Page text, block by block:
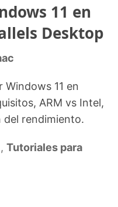
11 en
Desktop
Windows 11 en
ARM vs Intel,
del rendimiento.
, Tutoriales para